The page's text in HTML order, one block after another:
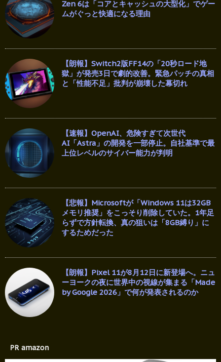
Zen 6は「コアとキャッシュの大型化」でゲー
ムがぐっと快適になる理由
【朗報】Switch2版FF14の「20秒ロード地
獄」が発売3日で劇的改善。緊急パッチの真相
と「性能不足」批判が崩壊した幕切れ
【速報】OpenAI、危険すぎて次世代
AI「Astra」の開発を一部停止。自社基準で最
上位レベルのサイバー能力が判明
【悲報】Microsoftが「Windows 11は32GB
メモリ推奨」をこっそり削除していた。1年足
らずで方針転換、真の狙いは「8GB縛り」に
するためだった
【朗報】Pixel 11が8月12日に新登場へ。ニュ
ーヨークの夜に世界中の視線が集まる「Made
by Google 2026」で何が発表されるのか
PR amazon